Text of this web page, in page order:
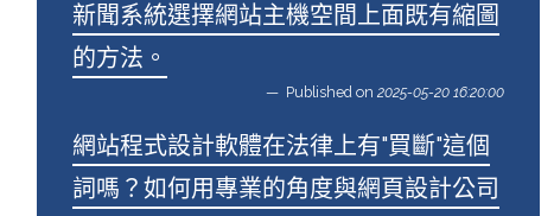
新聞系統選擇網站主機空間上面既有縮圖
的方法。
Published on 2025-05-20 16:20:00
網站程式設計軟體在法律上有"買斷"這個
詞嗎？如何用專業的角度與網頁設計公司